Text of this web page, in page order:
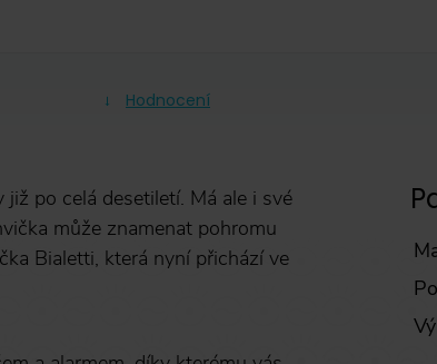
Hodnocení
po celá desetiletí. Má ale i své
může znamenat pohromu
Bialetti, která nyní přichází ve